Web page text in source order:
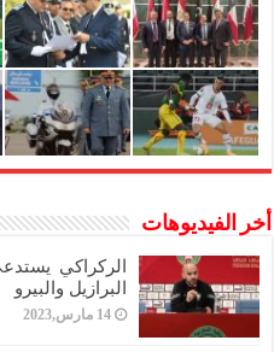
أخر الفيديوهات
البرازيل والبيرو
14 مارس,2023